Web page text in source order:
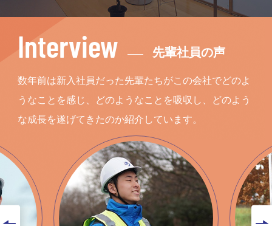
Interview 先輩社員の声
数年前は新入社員だった先輩たちがこの会社でどのよ
うなことを感じ、どのようなことを吸収し、どのよう
な成長を遂げてきたのか紹介しています。